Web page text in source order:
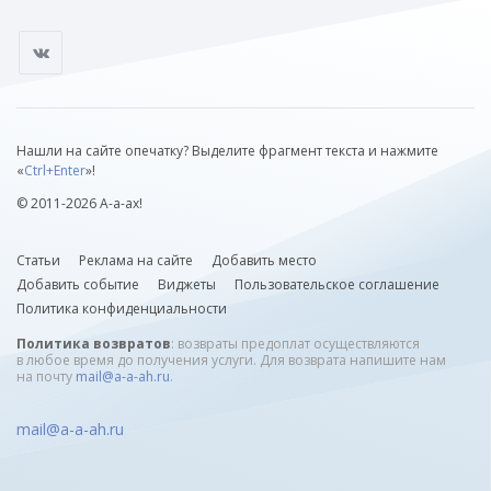
Нашли на сайте опечатку? Выделите фрагмент текста и нажмите
«Ctrl+Enter»!
© 2011-2026 А-а-ах!
Статьи Реклама на сайте
Добавить место
Добавить событие
Виджеты
Пользовательское соглашение
Политика конфиденциальности
Политика возвратов: возвраты предоплат осуществляются
в любое время до получения услуги. Для возврата напишите нам
на почту mail@a-a-ah.ru.
mail@a-a-ah.ru